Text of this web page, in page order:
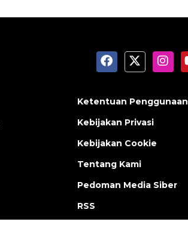
Ketentuan Penggunaan
Kebijakan Privasi
Kebijakan Cookie
Tentang Kami
Pedoman Media Siber
RSS